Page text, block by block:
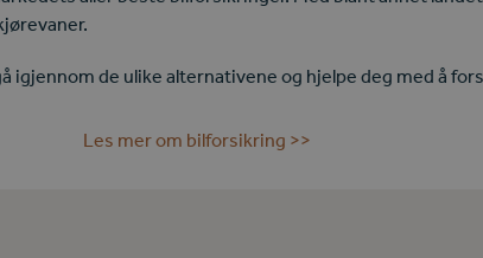
igjennom de ulike alternativene og hjelpe deg med å
Les mer om bilforsikring >>